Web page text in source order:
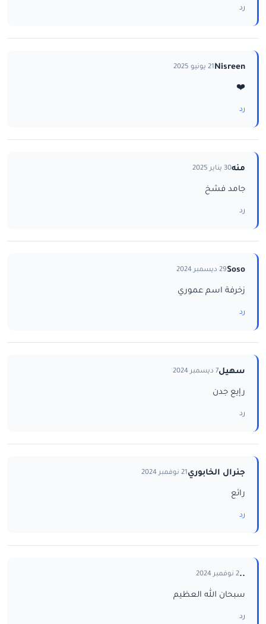
رد
Nisreen21 يونيو 2025
❤️
رد
منه30 يناير 2025
جامد فشخ
رد
Soso29 ديسمبر 2024
زخرفة اسم عموري
رد
سهيل7 ديسمبر 2024
رإيع جدن
رد
جنرال الخابوري21 نوفمبر 2024
رائع
رد
..2 نوفمبر 2024
سبحان الله العظيم
رد